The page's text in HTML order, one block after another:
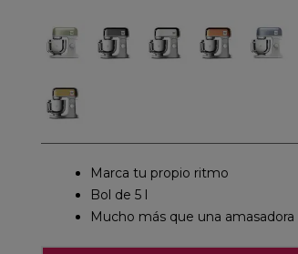
Marca tu propio ritmo
Bol de 5 l
Mucho más que una amasadora